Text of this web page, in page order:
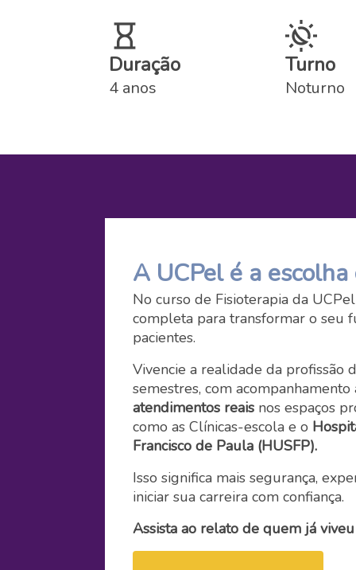
Duração
4 anos
Turno
Noturno
A UCPel é a
No curso de Fisioterapia da
completa para transformar o seu
pacientes.
Vivencie a realidade da profissão
semestres, com acompanhamento
atendimentos reais nos espaços
como as Clínicas-escola e o
Francisco de Paula (HUSFP).
Isso significa mais segurança,
iniciar sua carreira com confiança.
Assista ao relato de quem já